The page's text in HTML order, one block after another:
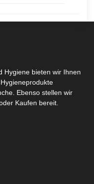
Hygiene bieten wir Ihnen
Ebenso stellen wir
Kaufen bereit.